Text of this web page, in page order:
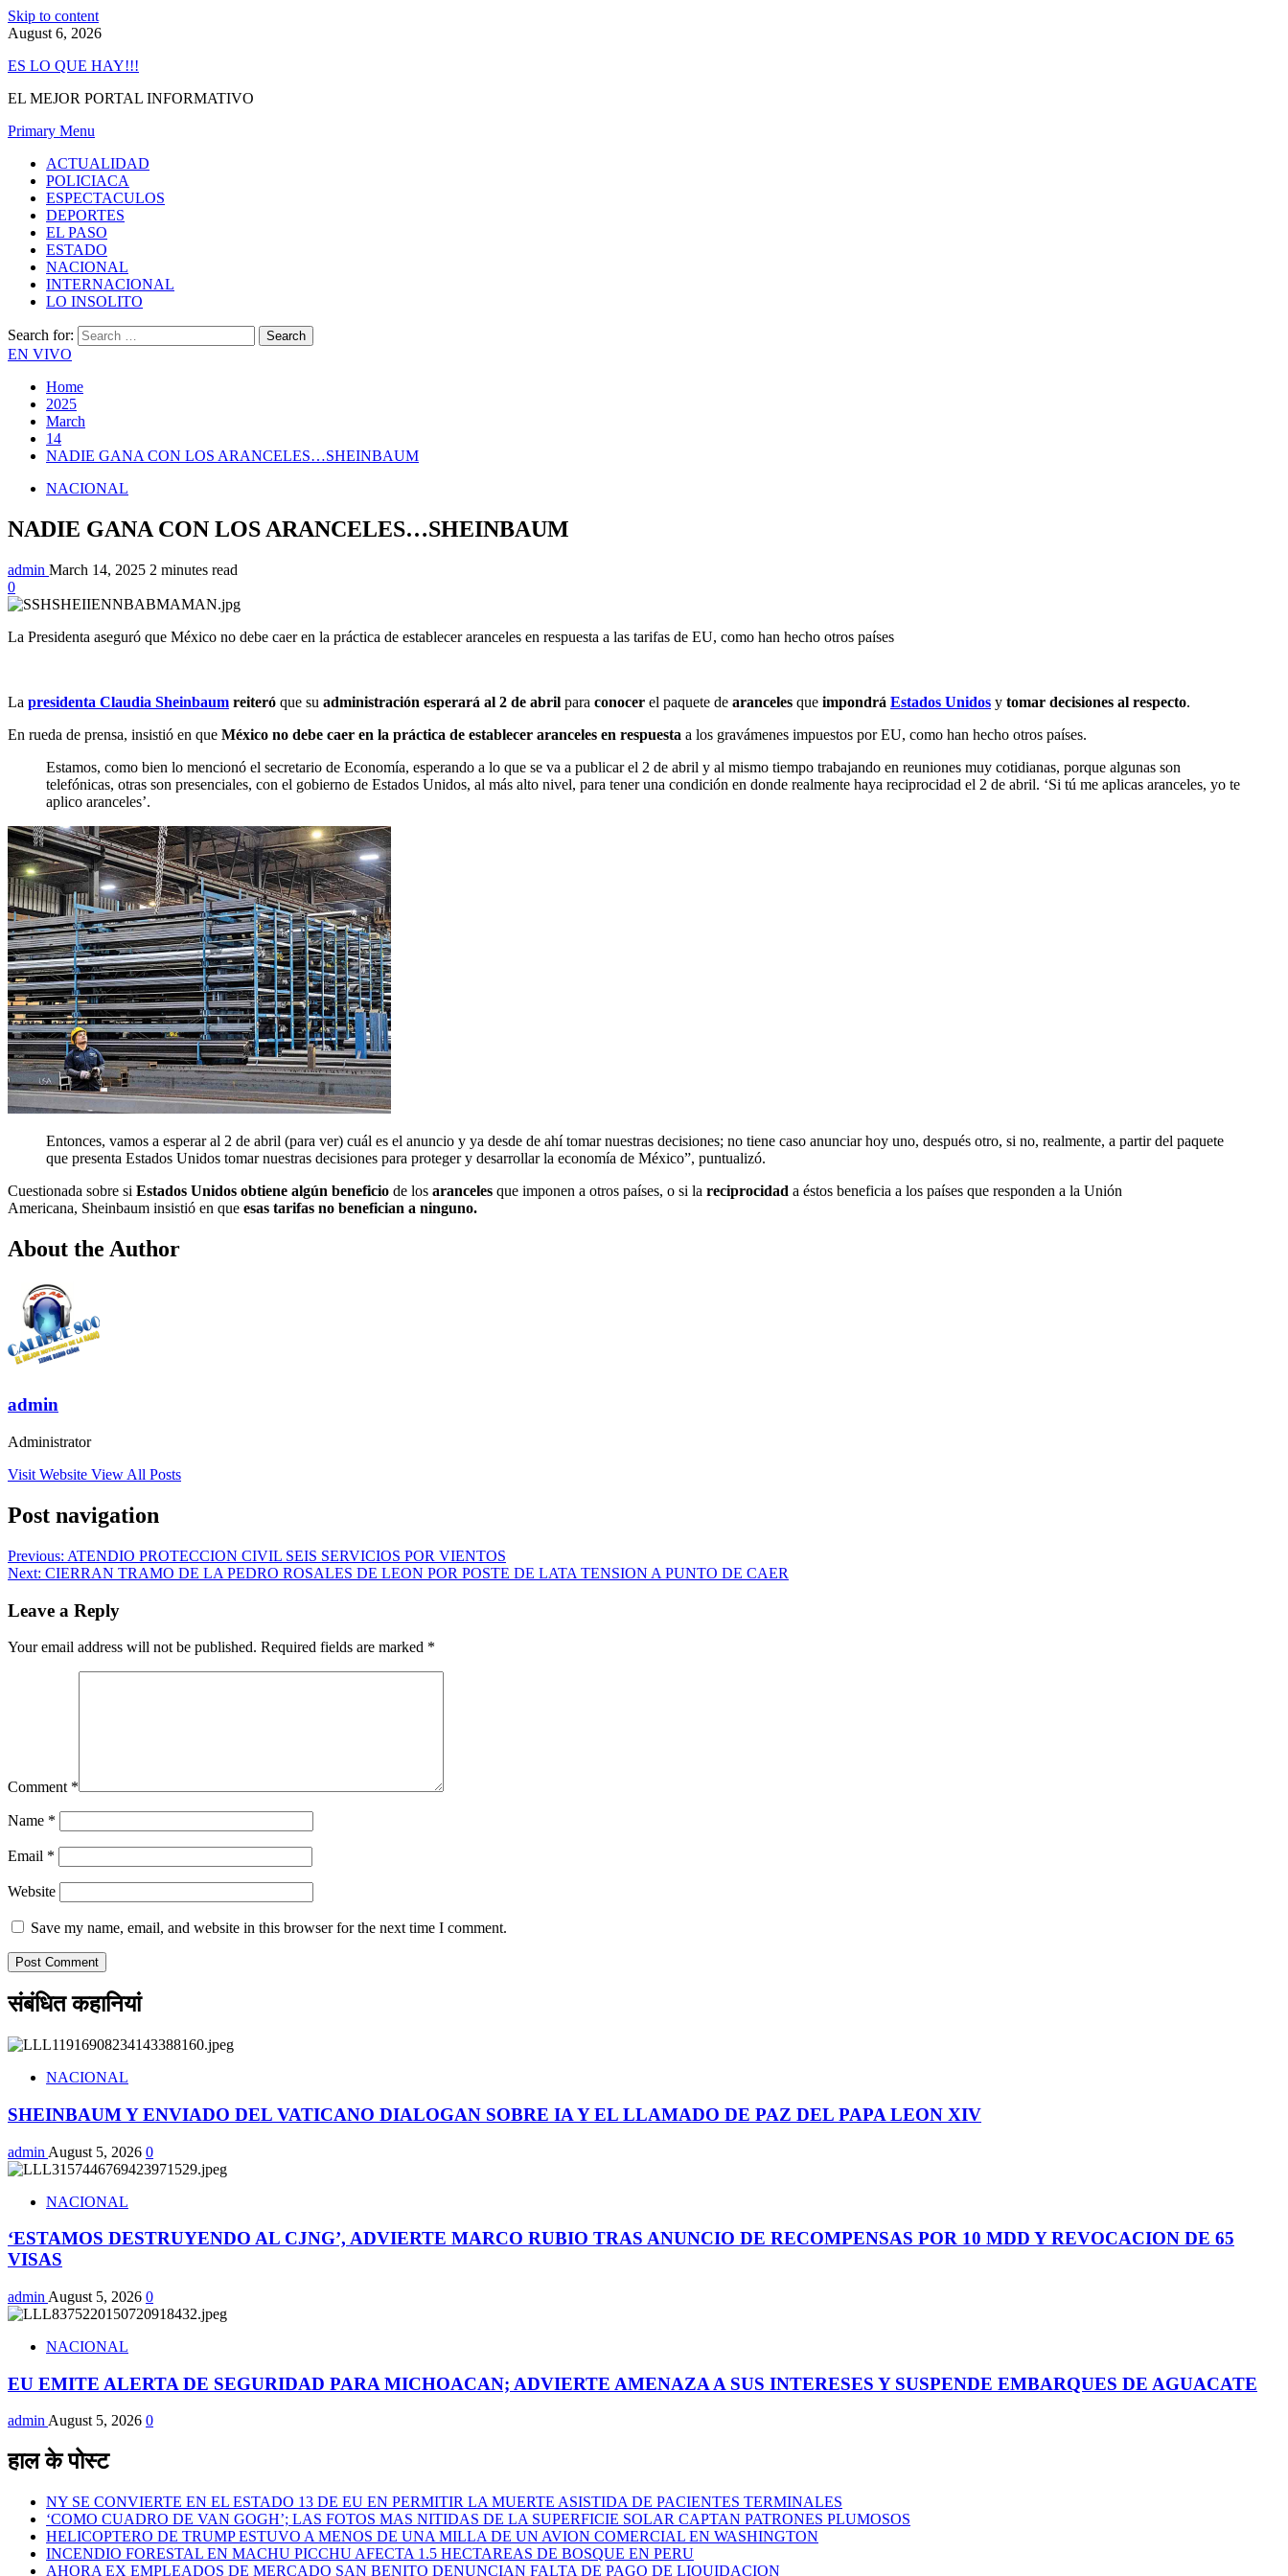
Skip to content
August 6, 2026
ES LO QUE HAY!!!
EL MEJOR PORTAL INFORMATIVO
Primary Menu
ACTUALIDAD
POLICIACA
ESPECTACULOS
DEPORTES
EL PASO
ESTADO
NACIONAL
INTERNACIONAL
LO INSOLITO
Search for:
EN VIVO
Home
2025
March
14
NADIE GANA CON LOS ARANCELES…SHEINBAUM
NACIONAL
NADIE GANA CON LOS ARANCELES…SHEINBAUM
admin March 14, 2025 2 minutes read
0
La Presidenta aseguró que México no debe caer en la práctica de establecer aranceles en respuesta a las tarifas de EU, como han hecho otros países
La presidenta Claudia Sheinbaum reiteró que su administración esperará al 2 de abril para conocer el paquete de aranceles que impondrá Estados Unidos y tomar decisiones al respecto.
En rueda de prensa, insistió en que México no debe caer en la práctica de establecer aranceles en respuesta a los gravámenes impuestos por EU, como han hecho otros países.
Estamos, como bien lo mencionó el secretario de Economía, esperando a lo que se va a publicar el 2 de abril y al mismo tiempo trabajando en reuniones muy cotidianas, porque algunas son
telefónicas, otras son presenciales, con el gobierno de Estados Unidos, al más alto nivel, para tener una condición en donde realmente haya reciprocidad el 2 de abril. ‘Si tú me aplicas aranceles, yo te
aplico aranceles’.
Entonces, vamos a esperar al 2 de abril (para ver) cuál es el anuncio y ya desde de ahí tomar nuestras decisiones; no tiene caso anunciar hoy uno, después otro, si no, realmente, a partir del paquete
que presenta Estados Unidos tomar nuestras decisiones para proteger y desarrollar la economía de México”, puntualizó.
Cuestionada sobre si Estados Unidos obtiene algún beneficio de los aranceles que imponen a otros países, o si la reciprocidad a éstos beneficia a los países que responden a la Unión
Americana, Sheinbaum insistió en que esas tarifas no benefician a ninguno.
About the Author
admin
Administrator
Visit Website View All Posts
Post navigation
Previous: ATENDIO PROTECCION CIVIL SEIS SERVICIOS POR VIENTOS
Next: CIERRAN TRAMO DE LA PEDRO ROSALES DE LEON POR POSTE DE LATA TENSION A PUNTO DE CAER
Leave a Reply
Your email address will not be published. Required fields are marked *
Comment *
Name *
Email *
Website
Save my name, email, and website in this browser for the next time I comment.
संबंधित कहानियां
NACIONAL
SHEINBAUM Y ENVIADO DEL VATICANO DIALOGAN SOBRE IA Y EL LLAMADO DE PAZ DEL PAPA LEON XIV
admin August 5, 2026 0
NACIONAL
‘ESTAMOS DESTRUYENDO AL CJNG’, ADVIERTE MARCO RUBIO TRAS ANUNCIO DE RECOMPENSAS POR 10 MDD Y REVOCACION DE 65
VISAS
admin August 5, 2026 0
NACIONAL
EU EMITE ALERTA DE SEGURIDAD PARA MICHOACAN; ADVIERTE AMENAZA A SUS INTERESES Y SUSPENDE EMBARQUES DE AGUACATE
adminAugust 5, 2026 0
हाल के पोस्ट
NY SE CONVIERTE EN EL ESTADO 13 DE EU EN PERMITIR LA MUERTE ASISTIDA DE PACIENTES TERMINALES
‘COMO CUADRO DE VAN GOGH’; LAS FOTOS MAS NITIDAS DE LA SUPERFICIE SOLAR CAPTAN PATRONES PLUMOSOS
HELICOPTERO DE TRUMP ESTUVO A MENOS DE UNA MILLA DE UN AVION COMERCIAL EN WASHINGTON
INCENDIO FORESTAL EN MACHU PICCHU AFECTA 1.5 HECTAREAS DE BOSQUE EN PERU
AHORA EX EMPLEADOS DE MERCADO SAN BENITO DENUNCIAN FALTA DE PAGO DE LIQUIDACION